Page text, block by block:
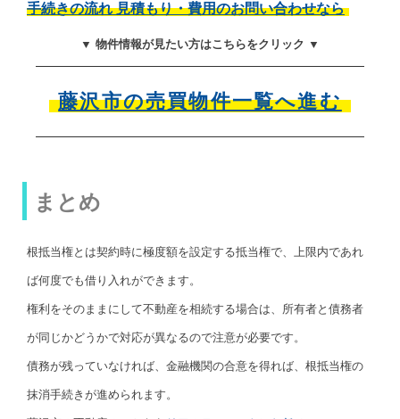
手続きの流れ 見積もり・費用のお問い合わせなら
▼ 物件情報が見たい方はこちらをクリック ▼
藤沢市の売買物件一覧へ進む
まとめ
根抵当権とは契約時に極度額を設定する抵当権で、上限内であれ
ば何度でも借り入れができます。
権利をそのままにして不動産を相続する場合は、所有者と債務者
が同じかどうかで対応が異なるので注意が必要です。
債務が残っていなければ、金融機関の合意を得れば、根抵当権の
抹消手続きが進められます。